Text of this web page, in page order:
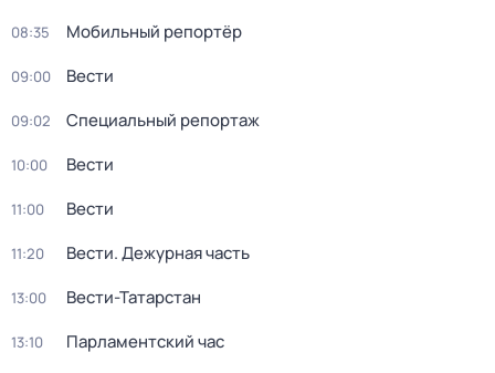
08:35 Мобильный репортёр
09:00 Вести
09:02 Специальный репортаж
10:00 Вести
11:00 Вести
11:20 Вести. Дежурная часть
13:00 Вести-Татарстан
13:10 Парламентский час